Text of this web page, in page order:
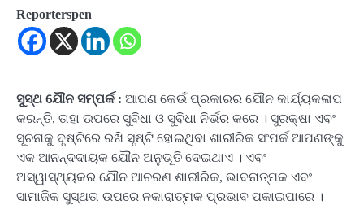
Reporterspen
ସୁସ୍ଥ ଯୌନ ସମ୍ପର୍କ : ଆପଣ କେଉଁ ପ୍ରକାରର ଯୌନ କାର୍ଯ୍ୟକଳାପ
କରନ୍ତି, ତାହା ଉପରେ ସୁବିଧା ଓ ସୁବିଧା ନିର୍ଭର କରେ । ସୁରକ୍ଷା ଏବଂ
ସୂଚନାକୁ ଦୃଷ୍ଟିରେ ରଖି ସୃଷ୍ଟି ହୋଇଥିବା ଶାରୀରିକ ସଂପର୍କ ଆପଣଙ୍କୁ
ଏକ ଆନନ୍ଦଦାୟକ ଯୌନ ଅନୁଭୂତି ଦେଇଥାଏ । ଏବଂ
ଅସ୍ୱାସ୍ଥ୍ୟକର ଯୌନ ଆଚରଣ ଶାରୀରିକ, ଭାବନାତ୍ମକ ଏବଂ
ସାମାଜିକ ସୁସ୍ଥତା ଉପରେ ନକାରାତ୍ମକ ପ୍ରଭାବ ପକାଇପାରେ ।